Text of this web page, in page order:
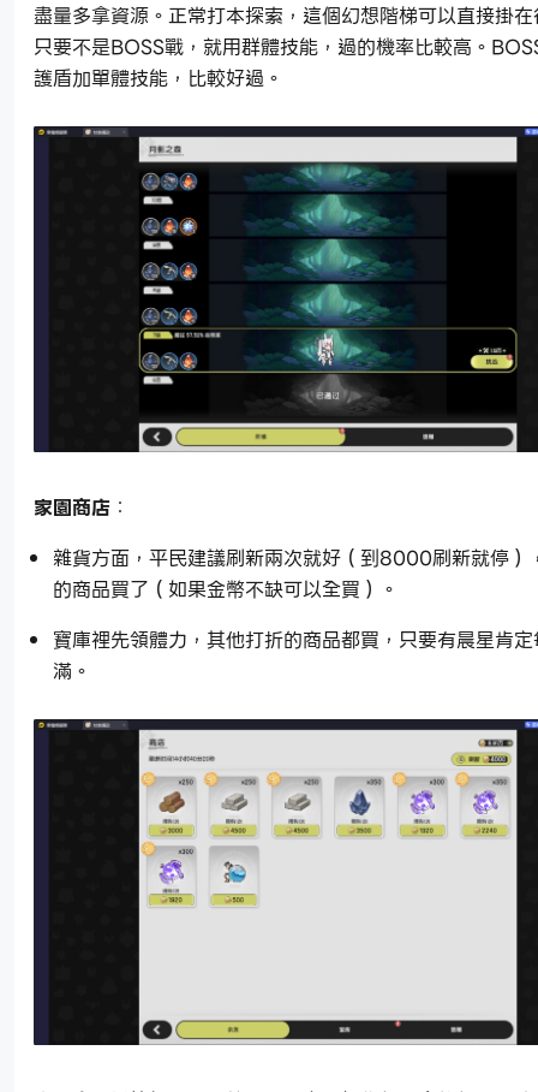
盡量多拿資源。正常打本探索，這個幻想階梯可以直接掛
只要不是BOSS戰，就用群體技能，過的機率比較高。
護盾加單體技能，比較好過。
家園商店 ：
雜貨方面，平民建議刷新兩次就好（到8000刷新就停）
的商品買了（如果金幣不缺可以全買）。
寶庫裡先領體力，其他打折的商品都買，只要有晨星肯
滿。